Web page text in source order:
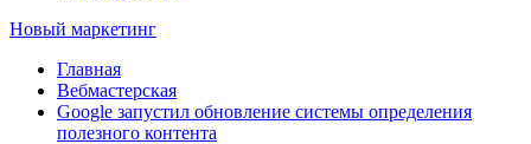
Новый маркетинг
Главная
Вебмастерская
Google запустил обновление системы определения
полезного контента